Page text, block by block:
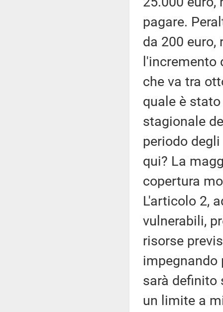
pagare.
da 200 euro,
che va tra
quale è
stagionale
periodo
qui? La
copertura
L'articolo 2,
vulnerabili,
risorse
impegnando
sarà definito
un limite a